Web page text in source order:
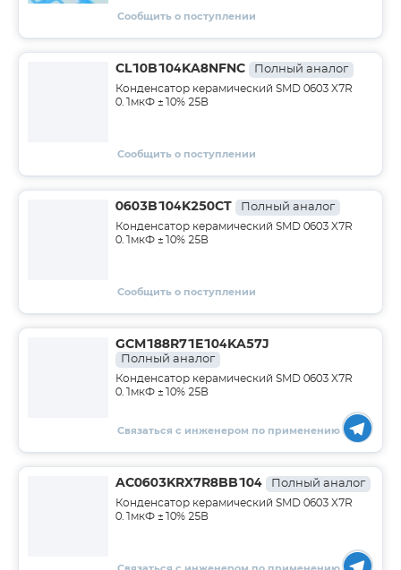
Сообщить о поступлении
CL10B104KA8NFNC Полный аналог
Конденсатор керамический SMD 0603 X7R
0.1мкФ ±10% 25В
Сообщить о поступлении
0603B104K250CT Полный аналог
Конденсатор керамический SMD 0603 X7R
0.1мкФ ±10% 25В
Сообщить о поступлении
GCM188R71E104KA57J
Полный аналог
Конденсатор керамический SMD 0603 X7R
0.1мкФ ±10% 25В
Связаться с инженером по применению
AC0603KRX7R8BB104 Полный аналог
Конденсатор керамический SMD 0603 X7R
0.1мкФ ±10% 25В